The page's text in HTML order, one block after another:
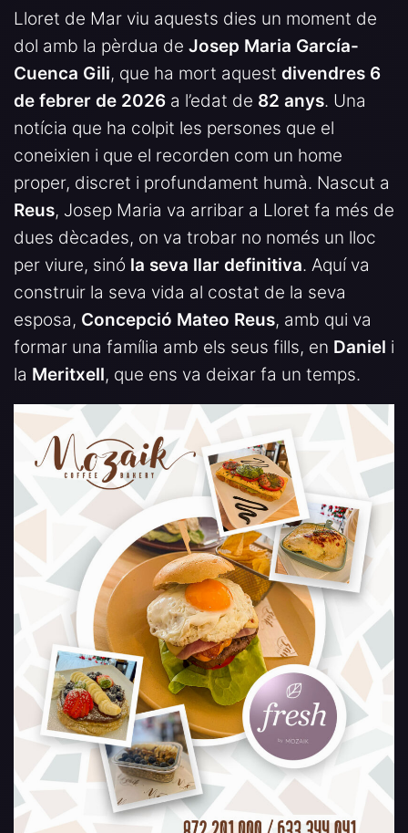
Lloret de Mar viu aquests dies un moment de
dol amb la pèrdua de Josep Maria García-
Cuenca Gili, que ha mort aquest divendres 6
de febrer de 2026 a l’edat de 82 anys. Una
notícia que ha colpit les persones que el
coneixien i que el recorden com un home
proper, discret i profundament humà. Nascut a
Reus, Josep Maria va arribar a Lloret fa més de
dues dècades, on va trobar no només un lloc
per viure, sinó la seva llar definitiva. Aquí va
construir la seva vida al costat de la seva
esposa, Concepció Mateo Reus, amb qui va
formar una família amb els seus fills, en Daniel i
la Meritxell, que ens va deixar fa un temps.